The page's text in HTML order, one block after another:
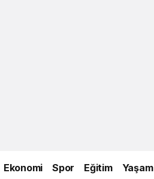
Ekonomi Spor Eğitim Yaşam